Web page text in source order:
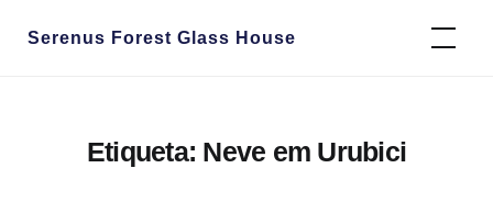
Serenus Forest Glass House
Etiqueta: Neve em Urubici